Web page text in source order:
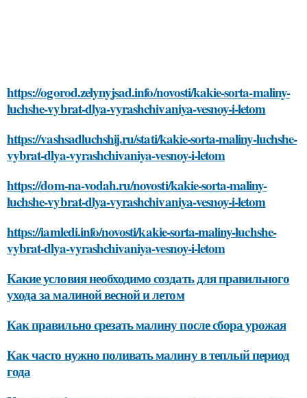
https://ogorod.zelynyjsad.info/novosti/kakie-sorta-maliny-
luchshe-vybrat-dlya-vyrashchivaniya-vesnoy-i-letom
https://vashsadluchshij.ru/stati/kakie-sorta-maliny-luchshe-
vybrat-dlya-vyrashchivaniya-vesnoy-i-letom
https://dom-na-vodah.ru/novosti/kakie-sorta-maliny-
luchshe-vybrat-dlya-vyrashchivaniya-vesnoy-i-letom
https://iamledi.info/novosti/kakie-sorta-maliny-luchshe-
vybrat-dlya-vyrashchivaniya-vesnoy-i-letom
Какие условия необходимо создать для правильного
ухода за малиной весной и летом
Как правильно срезать малину после сбора урожая
Как часто нужно поливать малину в теплый период
года